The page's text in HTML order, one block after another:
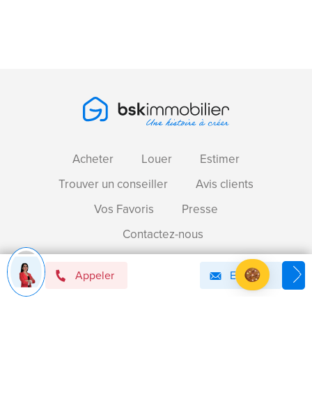
Appeler Email
Acheter Louer
Estimer
Trouver un conseiller
Avis clients
Vos Favoris
Presse
Contactez-nous
Devenir mandataire immobilier BSK !